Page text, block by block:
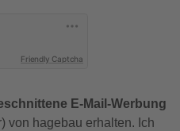
Friendly Captcha
E-Mail-Werbung
von hagebau erhalten. Ich